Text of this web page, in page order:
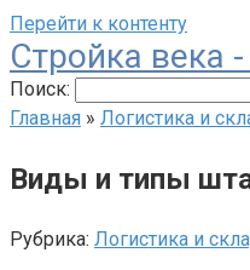
Перейти к контенту
Стройка века
Поиск:
Главная » Логистика и
Виды и типы
Рубрика: Логистика и